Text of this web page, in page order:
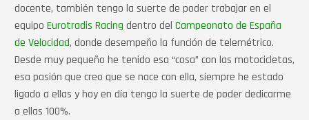
docente, también tengo la suerte de poder trabajar en el
equipo Eurotradis Racing dentro del Campeonato de España
de Velocidad, donde desempeño la función de telemétrico.
Desde muy pequeño he tenido esa “cosa” con las motocicletas,
esa pasión que creo que se nace con ella, siempre he estado
ligado a ellas y hoy en día tengo la suerte de poder dedicarme
a ellas 100%.